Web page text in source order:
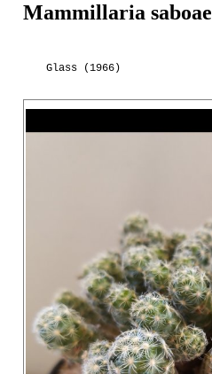
Mammillaria saboae
Glass (1966)